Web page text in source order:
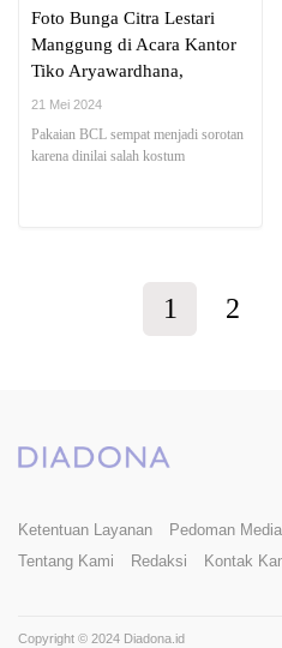
Foto Bunga Citra Lestari
Manggung di Acara Kantor
Tiko Aryawardhana,
Romantis Abis!
21 Mei 2024
Pakaian BCL sempat menjadi sorotan
karena dinilai salah kostum
1 2
Ketentuan Layanan Pedoman
Tentang Kami
Redaksi Kontak
Copyright © 2024 Diadona.id